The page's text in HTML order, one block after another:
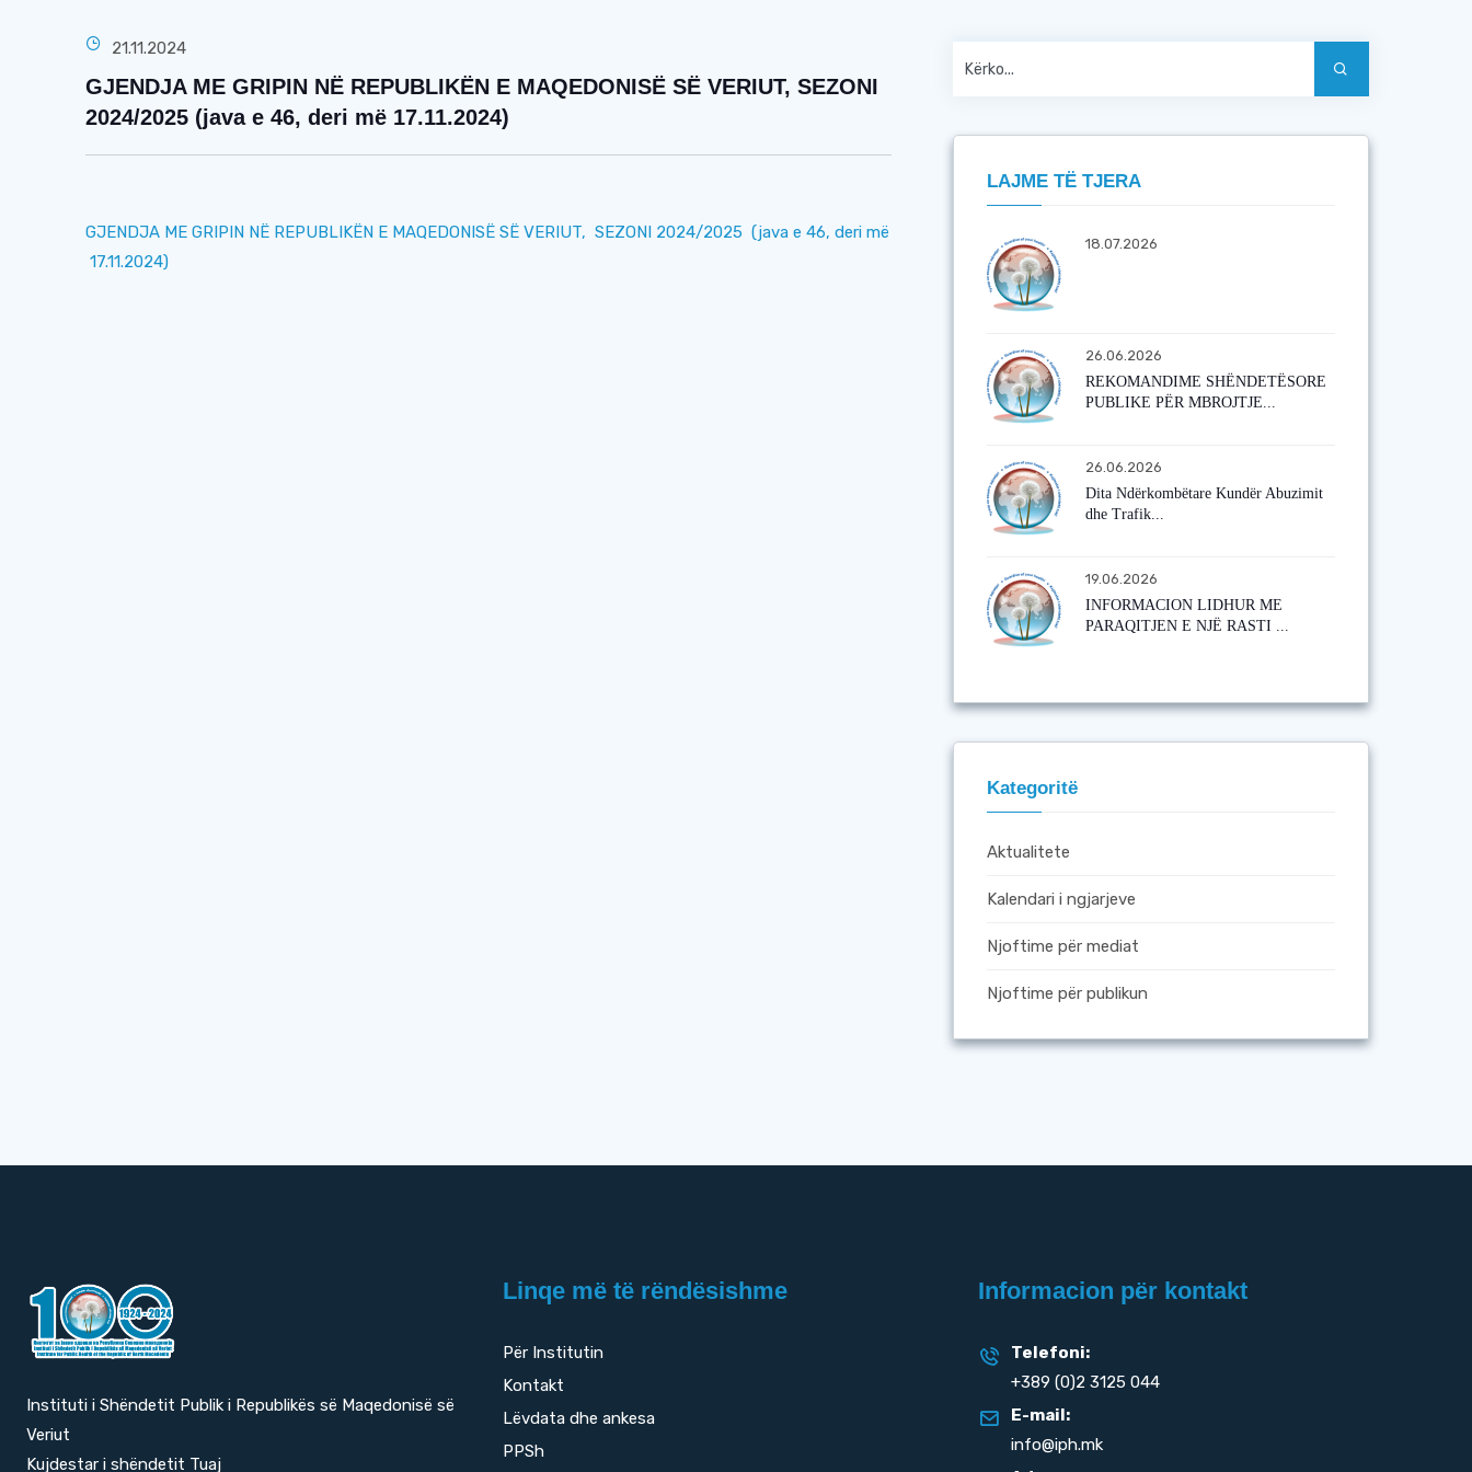
21.11.2024
GJENDJA ME GRIPIN NË REPUBLIKËN E MAQEDONISË SË VERIUT, SEZONI
2024/2025 (java e 46, deri më 17.11.2024)
GJENDJA ME GRIPIN NË REPUBLIKËN E MAQEDONISË SË VERIUT, SEZONI 2024/2025 (java e 46, deri më
17.11.2024)
LAJME TË TJERA
18.07.2026
26.06.2026
REKOMANDIME SHËNDETËSORE
PUBLIKE PËR MBROJTJE...
26.06.2026
Dita Ndërkombëtare Kundër Abuzimit
dhe Trafik...
19.06.2026
INFORMACION LIDHUR ME
PARAQITJEN E NJË RASTI ...
Kategoritë
Aktualitete
Kalendari i ngjarjeve
Njoftime për mediat
Njoftime për publikun
Instituti i Shëndetit Publik i Republikës së Maqedonisë së
Veriut
Kujdestar i shëndetit Tuaj
Linqe më të rëndësishme
Për Institutin
Kontakt
Lëvdata dhe ankesa
PPSh
Informacion për kontakt
Telefoni:
+389 (0)2 3125 044
E-mail:
info@iph.mk